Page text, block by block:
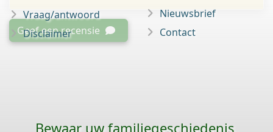
Geef een recensie
Vraag/antwoord
Disclaimer
Nieuwsbrief
Contact
Bewaar uw familie­geschiedenis,